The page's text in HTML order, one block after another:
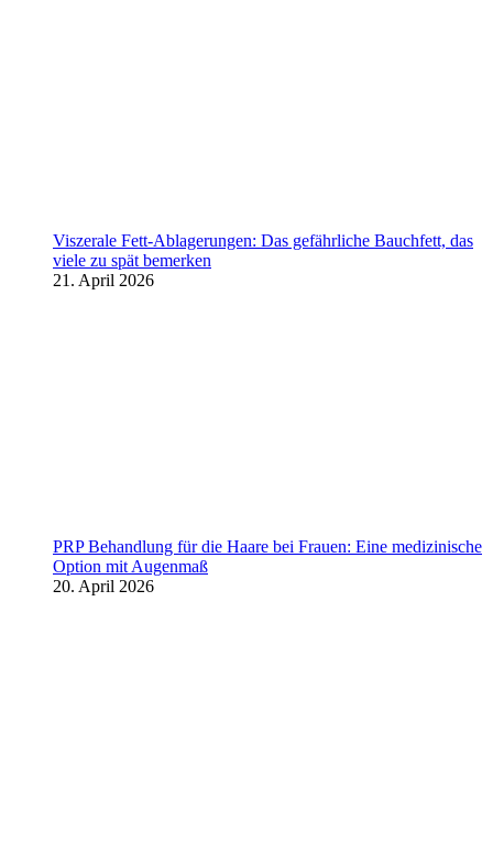
Viszerale Fett-Ablagerungen: Das gefährliche Bauchfett, das
viele zu spät bemerken
21. April 2026
PRP Behandlung für die Haare bei Frauen: Eine medizinische
Option mit Augenmaß
20. April 2026